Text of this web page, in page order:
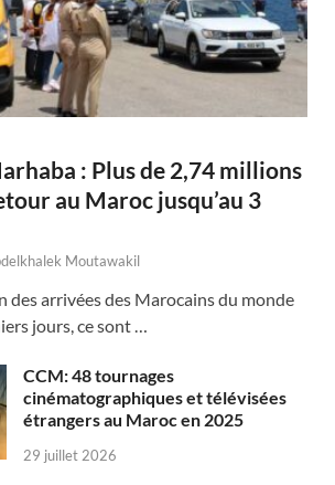
: Plus de 2,74 millions
au Maroc jusqu’au 3
Moutawakil
des arrivées des Marocains du monde
jours, ce sont …
CCM: 48 tournages
cinématographiques et télévisées
étrangers au Maroc en 2025
29 juillet 2026